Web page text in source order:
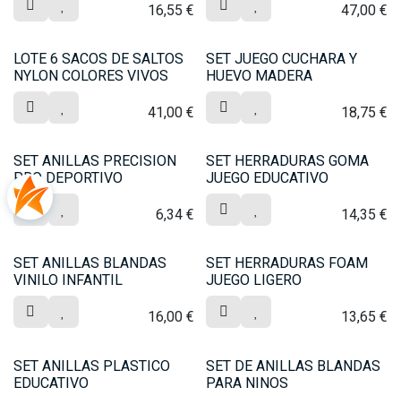
16,55 € 47,00€
LOTE 6 SACOS DE SALTOS
NYLON COLORES VIVOS
41,00 €
SET JUEGO CUCHARA Y
HUEVO MADERA
18,75 €
SET ANILLAS PRECISION
PRO DEPORTIVO
6,34 €
SET HERRADURAS GOMA
JUEGO EDUCATIVO
14,35 €
SET ANILLAS BLANDAS
VINILO INFANTIL
16,00 €
SET HERRADURAS FOAM
JUEGO LIGERO
13,65 €
SET ANILLAS PLASTICO
EDUCATIVO
SET DE ANILLAS BLANDAS
PARA NINOS